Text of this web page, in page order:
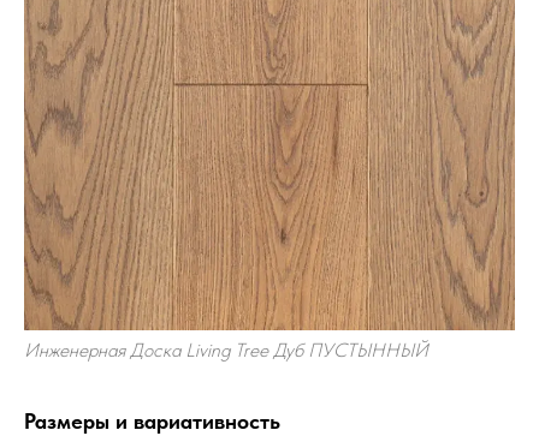
Инженерная Доска Living Tree Дуб ПУСТЫННЫЙ
Размеры и вариативность